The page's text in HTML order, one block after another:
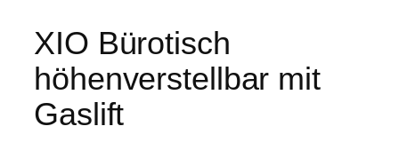
XIO Bürotisch
höhenverstellbar mit
Gaslift